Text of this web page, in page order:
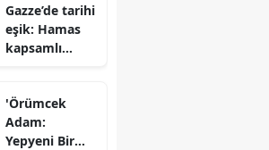
sıkıştı
Gazze’de tarihi
eşik: Hamas
kapsamlı
onayladı
'Örümcek
Adam:
Yepyeni Bir